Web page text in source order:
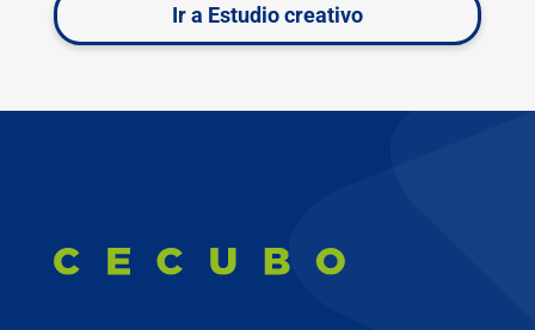
Ir a Estudio creativo